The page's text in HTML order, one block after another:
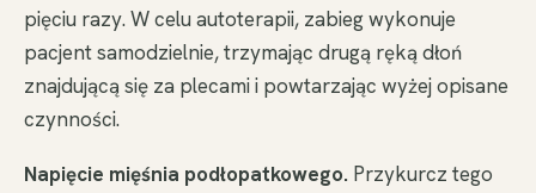
pięciu razy. W celu autoterapii, zabieg wykonuje
pacjent samodzielnie, trzymając drugą ręką dłoń
znajdującą się za plecami i powtarzając wyżej opisane
czynności.
Napięcie mięśnia podłopatkowego. Przykurcz tego